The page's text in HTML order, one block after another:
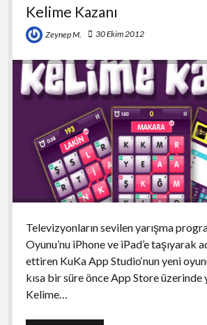
Kelime Kazanı
Zeynep M. 30 Ekim 2012
Televizyonların sevilen yarışma
Oyunu’nu iPhone ve iPad’e taşıyarak
ettiren KuKa App Studio‘nun yeni
kısa bir süre önce App Store üzerinde
Kelime…